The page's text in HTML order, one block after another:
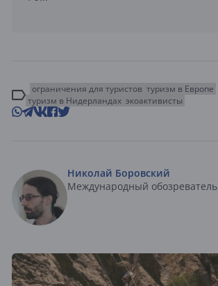
ограничения для туристов туризм в Европе
туризм в Нидерландах экоактивисты
Николай Боровский
Международный обозреватель